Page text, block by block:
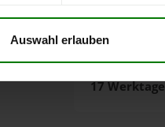
Auswahl erlauben
17 Werktage